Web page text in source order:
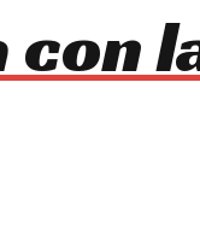
con